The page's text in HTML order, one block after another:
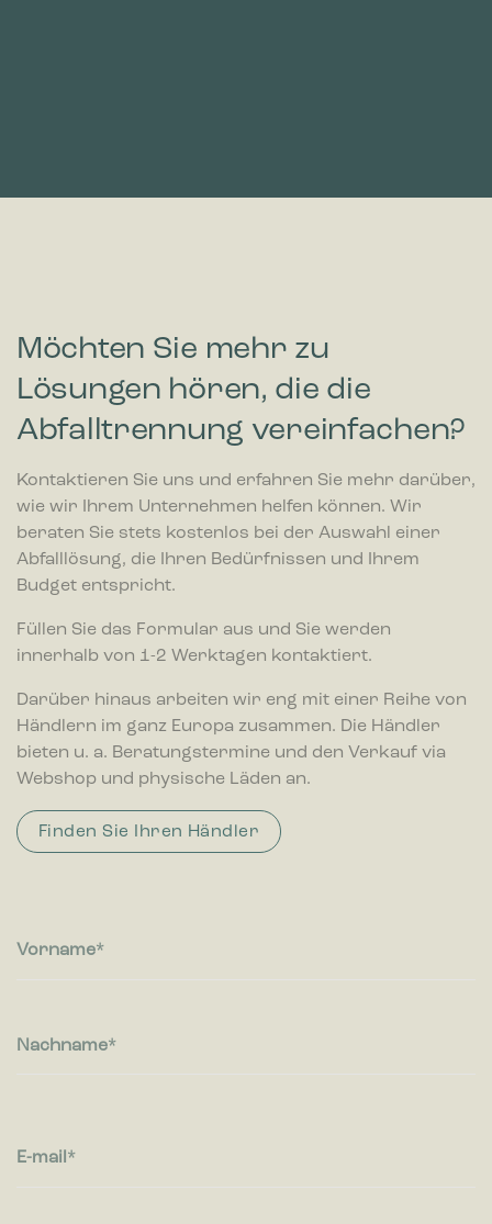
Möchten Sie mehr zu
Lösungen hören, die die
Abfalltrennung vereinfachen?
Kontaktieren Sie uns und erfahren Sie mehr darüber,
wie wir Ihrem Unternehmen helfen können. Wir
beraten Sie stets kostenlos bei der Auswahl einer
Abfalllösung, die Ihren Bedürfnissen und Ihrem
Budget entspricht.
Füllen Sie das Formular aus und Sie werden
innerhalb von 1-2 Werktagen kontaktiert.
Darüber hinaus arbeiten wir eng mit einer Reihe von
Händlern im ganz Europa zusammen. Die Händler
bieten u. a. Beratungstermine und den Verkauf via
Webshop und physische Läden an.
Finden Sie Ihren Händler
Vorname
Nachname
E-mail